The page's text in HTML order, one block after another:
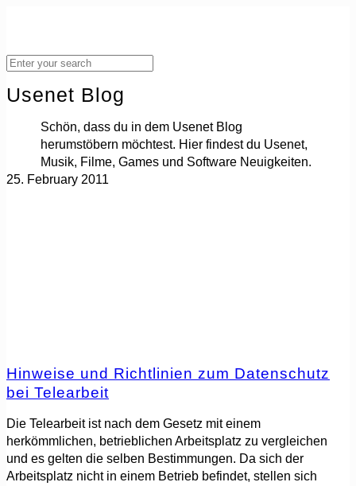
Usenet Blog
Schön, dass du in dem Usenet Blog
herumstöbern möchtest. Hier findest du Usenet,
Musik, Filme, Games und Software Neuigkeiten.
25. February 2011
Hinweise und Richtlinien zum Datenschutz
bei Telearbeit
Die Telearbeit ist nach dem Gesetz mit einem
herkömmlichen, betrieblichen Arbeitsplatz zu vergleichen
und es gelten die selben Bestimmungen. Da sich der
Arbeitsplatz nicht in einem Betrieb befindet, stellen sich